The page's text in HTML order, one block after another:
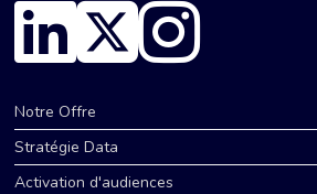
Notre Offre
Stratégie Data
Activation d'audiences